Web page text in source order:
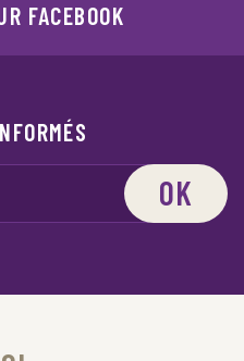
FACEBOOK
OK